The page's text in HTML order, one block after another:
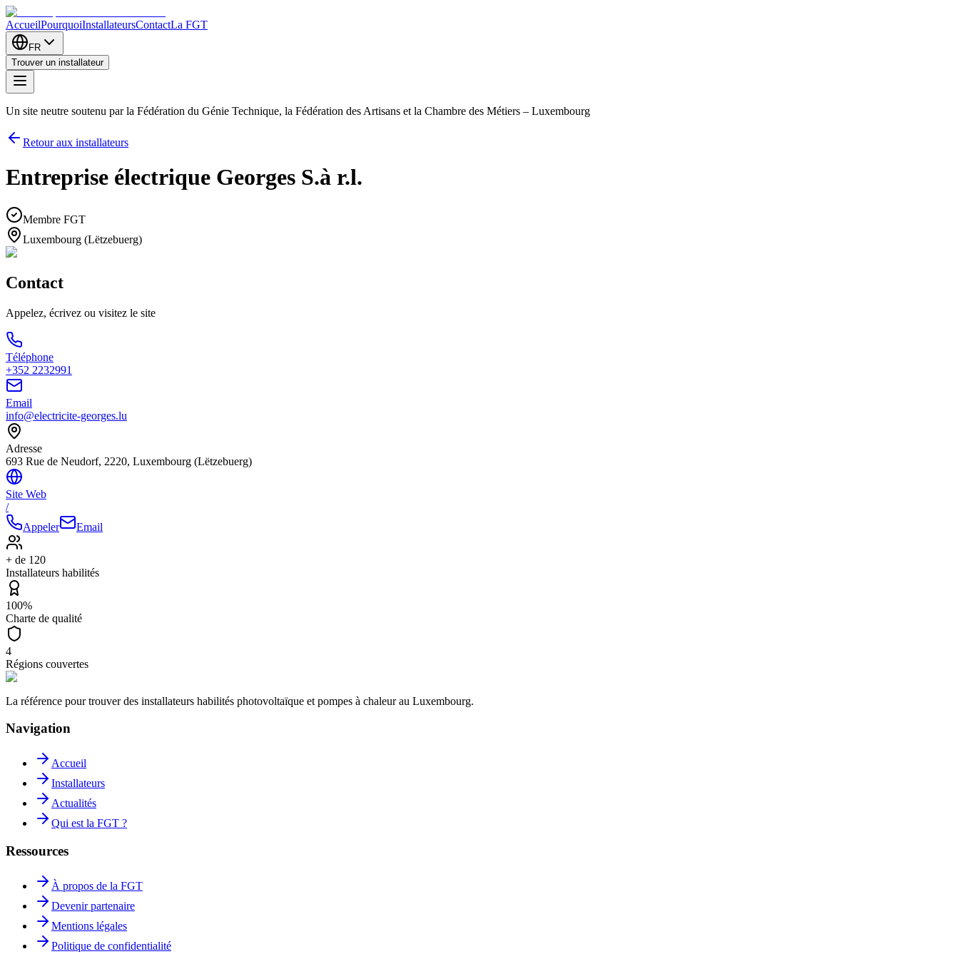
AccueilPourquoiInstallateursContactLa FGT
FR
Trouver un installateur
Un site neutre soutenu par la Fédération du Génie Technique, la Fédération des Artisans et la Chambre des Métiers – Luxembourg
Retour aux installateurs
Entreprise électrique Georges S.à r.l.
Membre FGT
Luxembourg (Lëtzebuerg)
Contact
Appelez, écrivez ou visitez le site
Téléphone
+352 2232991
Email
info@electricite-georges.lu
Adresse
693 Rue de Neudorf, 2220, Luxembourg (Lëtzebuerg)
Site Web
/
Appeler
Email
+ de 120
Installateurs habilités
100%
Charte de qualité
4
Régions couvertes
La référence pour trouver des installateurs habilités photovoltaïque et pompes à chaleur au Luxembourg.
Navigation
Accueil
Installateurs
Actualités
Qui est la FGT ?
Ressources
À propos de la FGT
Devenir partenaire
Mentions légales
Politique de confidentialité